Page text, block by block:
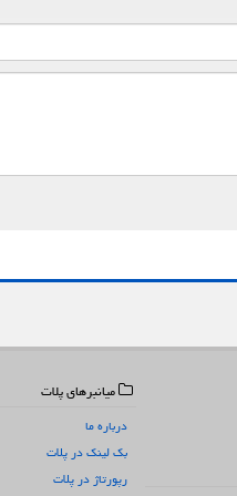
میانبرهای پلات
درباره ما
بک لینک در پلات
رپورتاژ در پلات